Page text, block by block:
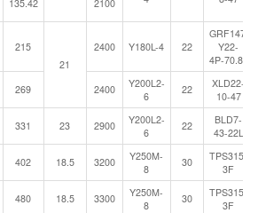
135.42 2100
215
21
2400 Y180L-4 22
GRF147-
Y22-
4P-70.87
269 2400
Y200L2-
6
22
XLD22-
10-47
331 23 2900
Y200L2-
6
22
BLD7-
43-22L
402 18.5 3200
Y250M-
8
30
TPS315-
3F
480 18.5 3300
Y250M-
8
30
TPS315-
3F